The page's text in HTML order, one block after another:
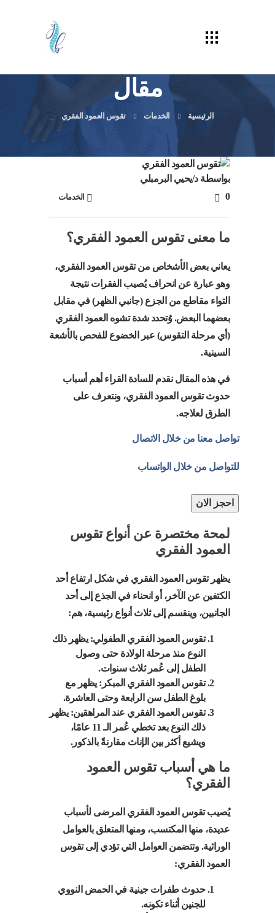
مقال
الرئيسية الخدمات تقوس العمود الفقري
بواسطةد/يحيي البرمبلي
الخدمات 0
ما معنى تقوس العمود الفقري؟
يعاني بعض الأشخاص من تقوس العمود الفقري،
وهو عبارة عن انحراف يُصيب الفقرات نتيجة
التواء مقاطع من الجزع (جانبي الظهر) في مقابل
بعضهما البعض. وُتحدد شدة تشوه العمود الفقري
(أي مرحلة التقوس) عبر الخضوع للفحص بالأشعة
السينية.
في هذه المقال نقدم للسادة القراء أهم أسباب
حدوث تقوس العمود الفقري، ونتعرف على
الطرق لعلاجه.
تواصل معنا من خلال الاتصال
للتواصل من خلال الواتساب
احجز الان
لمحة مختصرة عن أنواع تقوس
العمود الفقري
يظهر تقوس العمود الفقري في شكل ارتفاع أحد
الكتفين عن الآخر، أو انحناء في الجذع إلى أحد
الجانبين، وينقسم إلى ثلاث أنواع رئيسية، هم:
تقوس العمود الفقري الطفولي: يظهر ذلك
النوع منذ مرحلة الولادة حتى وصول
الطفل إلى عُمر ثلاث سنوات.
تقوس العمود الفقري المبكر: يظهر مع
بلوغ الطفل سن الرابعة وحتى العاشرة.
تقوس العمود الفقري عند المراهقين: يظهر
ذلك النوع بعد تخطي عُمر الـ 11 عامًا،
ويشيع أكثر بين الإناث مقارنةً بالذكور.
ما هي أسباب تقوس العمود
الفقري؟
يُصيب تقوس العمود الفقري المرضى لأسباب
عديدة، منها المكتسب، ومنها المتعلق بالعوامل
الوراثية. وتتضمن العوامل التي تؤدي إلى تقوس
العمود الفقري:
حدوث طفرات جينية في الحمض النووي
للجنين أثناء تكونه.